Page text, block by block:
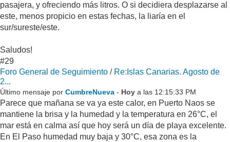
pasajera, y ofreciendo más litros. O si decidiera desplazarse al
este, menos propicio en estas fechas, la liaría en el
sur/sureste/este.
Saludos!
#29
Foro General de Seguimiento / Re:Islas Canarias. Agosto de
2...
Último mensaje por CumbreNueva - Hoy a las 12:15:33 PM
Parece que mañana se va ya este calor, en Puerto Naos se
mantiene la brisa y la humedad y la temperatura en 26°C, el
mar está en calma así que hoy será un día de playa excelente.
En El Paso humedad muy baja y 30°C, esa zona es la